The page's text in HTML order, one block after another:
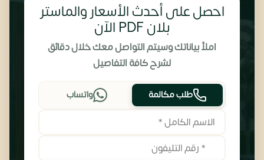
احصل على أحدث الأسعار والماستر
بلان PDF الآن
املأ بياناتك وسيتم التواصل معك خلال دقائق
لشرح كافة التفاصيل
طلب مكالمة واتساب